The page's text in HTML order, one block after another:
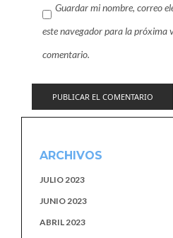
Guardar mi nombre, correo
este navegador para la próxima
comentario.
ARCHIVOS
JULIO 2023
JUNIO 2023
ABRIL 2023